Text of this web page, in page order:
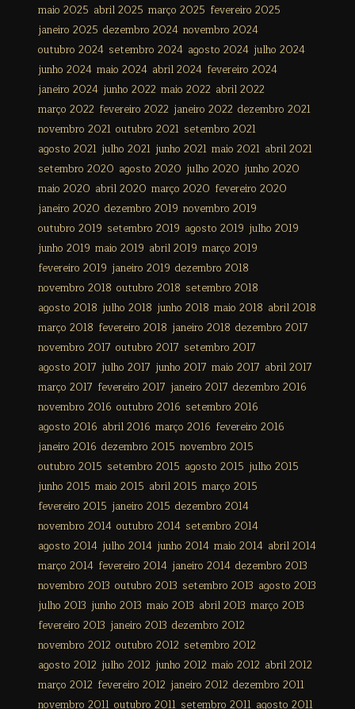
maio 2025 abril 2025 março 2025 fevereiro 2025
janeiro 2025 dezembro 2024 novembro 2024
outubro 2024 setembro 2024 agosto 2024 julho 2024
junho 2024 maio 2024 abril 2024 fevereiro 2024
janeiro 2024 junho 2022 maio 2022 abril 2022
março 2022 fevereiro 2022 janeiro 2022 dezembro 2021
novembro 2021 outubro 2021 setembro 2021
agosto 2021 julho 2021 junho 2021 maio 2021 abril 2021
setembro 2020 agosto 2020 julho 2020 junho 2020
maio 2020 abril 2020 março 2020 fevereiro 2020
janeiro 2020 dezembro 2019 novembro 2019
outubro 2019 setembro 2019 agosto 2019 julho 2019
junho 2019 maio 2019 abril 2019 março 2019
fevereiro 2019 janeiro 2019 dezembro 2018
novembro 2018 outubro 2018 setembro 2018
agosto 2018 julho 2018 junho 2018 maio 2018 abril 2018
março 2018 fevereiro 2018 janeiro 2018 dezembro 2017
novembro 2017 outubro 2017 setembro 2017
agosto 2017 julho 2017 junho 2017 maio 2017 abril 2017
março 2017 fevereiro 2017 janeiro 2017 dezembro 2016
novembro 2016 outubro 2016 setembro 2016
agosto 2016 abril 2016 março 2016 fevereiro 2016
janeiro 2016 dezembro 2015 novembro 2015
outubro 2015 setembro 2015 agosto 2015 julho 2015
junho 2015 maio 2015 abril 2015 março 2015
fevereiro 2015 janeiro 2015 dezembro 2014
novembro 2014 outubro 2014 setembro 2014
agosto 2014 julho 2014 junho 2014 maio 2014 abril 2014
março 2014 fevereiro 2014 janeiro 2014 dezembro 2013
novembro 2013 outubro 2013 setembro 2013 agosto 2013
julho 2013 junho 2013 maio 2013 abril 2013 março 2013
fevereiro 2013 janeiro 2013 dezembro 2012
novembro 2012 outubro 2012 setembro 2012
agosto 2012 julho 2012 junho 2012 maio 2012 abril 2012
março 2012 fevereiro 2012 janeiro 2012 dezembro 2011
novembro 2011 outubro 2011 setembro 2011 agosto 2011